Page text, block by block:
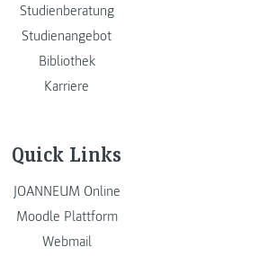
Studienberatung
Studienangebot
Bibliothek
Karriere
Quick Links
JOANNEUM Online
Moodle Plattform
Webmail